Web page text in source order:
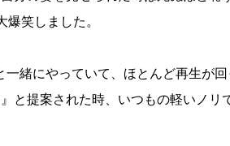
笑しました。
一緒にやっていて、ほとんど再生が
と提案された時、いつもの軽いノリ